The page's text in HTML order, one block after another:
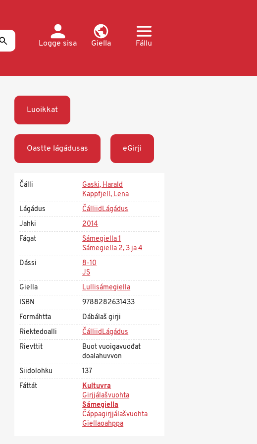
Logge sisa
Giella Fállu
Luoikkat
Oastte lágádusas eGirji
Čálli
Gaski, Harald
Kappfjell, Lena
Lágádus
ČálliidLágádus
Jahki
2014
Fágat
Sámegiella 1
Sámegiella 2, 3 ja 4
Dássi
8-10
JS
Giella
Lullisámegiella
ISBN
9788282631433
Formáhtta
Dábálaš girji
Riektedoalli
ČálliidLágádus
Rievttit
Buot vuoigavuođat
doalahuvvon
Siidolohku
137
Fáttát
Kultuvra
Girjjálašvuohta
Sámegiella
Čáppagirjjálašvuohta
Giellaoahppa